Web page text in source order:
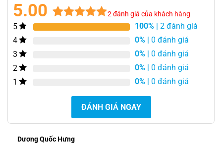
5.00 2đánh giá của khách hàng
5 100% | 2 đánh giá
4
0% | 0 đánh giá
3
0% | 0 đánh giá
2
0% | 0 đánh giá
1
0% | 0 đánh giá
ĐÁNH GIÁ NGAY
Dương Quốc Hưng